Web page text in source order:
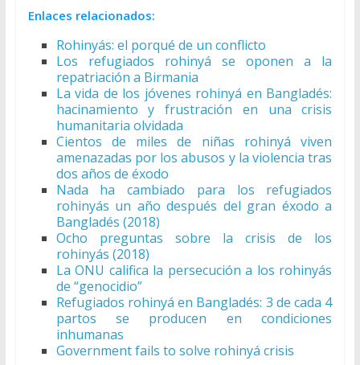
Enlaces relacionados:
Rohinyás: el porqué de un conflicto
Los refugiados rohinyá se oponen a la
repatriación a Birmania
La vida de los jóvenes rohinyá en Bangladés:
hacinamiento y frustración en una crisis
humanitaria olvidada
Cientos de miles de niñas rohinyá viven
amenazadas por los abusos y la violencia tras
dos años de éxodo
Nada ha cambiado para los refugiados
rohinyás un año después del gran éxodo a
Bangladés (2018)
Ocho preguntas sobre la crisis de los
rohinyás (2018)
La ONU califica la persecución a los rohinyás
de “genocidio”
Refugiados rohinyá en Bangladés: 3 de cada 4
partos se producen en condiciones
inhumanas
Government fails to solve rohinyá crisis